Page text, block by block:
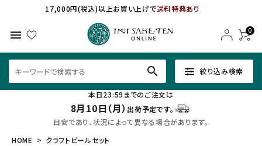
17,000円(税込)以上お買い上げで送料特典あり
menu 0
絞り込み検索
search
本日23:59までのご注文は
8月10日（月） 出荷予定です。
目安であり、状況によって異なる場合があります。
HOME
クラフトビールセット